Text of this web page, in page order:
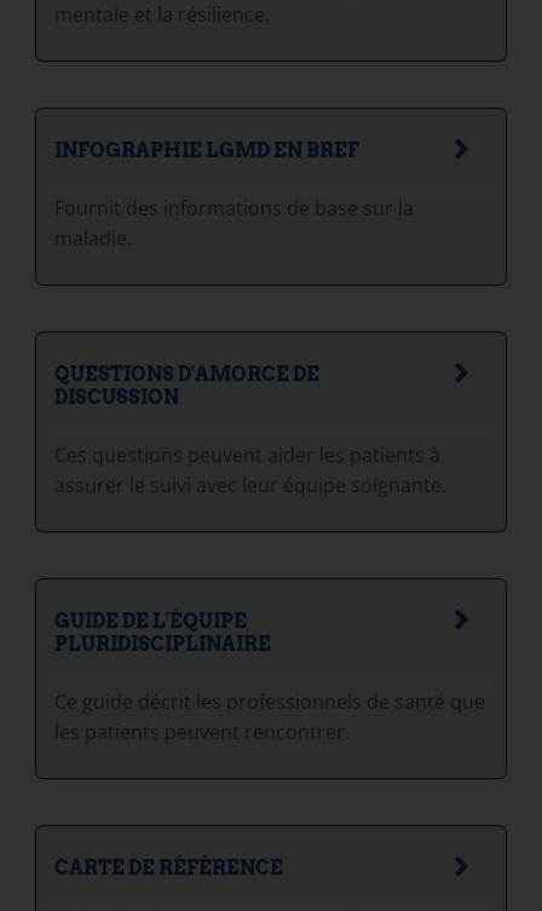
mentale et la résilience.
INFOGRAPHIE LGMD EN BREF
Fournit des informations de base sur la
maladie.
QUESTIONS D'AMORCE DE
DISCUSSION
Ces questions peuvent aider les patients à
assurer le suivi avec leur équipe soignante.
GUIDE DE L'ÉQUIPE
PLURIDISCIPLINAIRE
Ce guide décrit les professionnels de santé que
les patients peuvent rencontrer.
CARTE DE RÉFÉRENCE